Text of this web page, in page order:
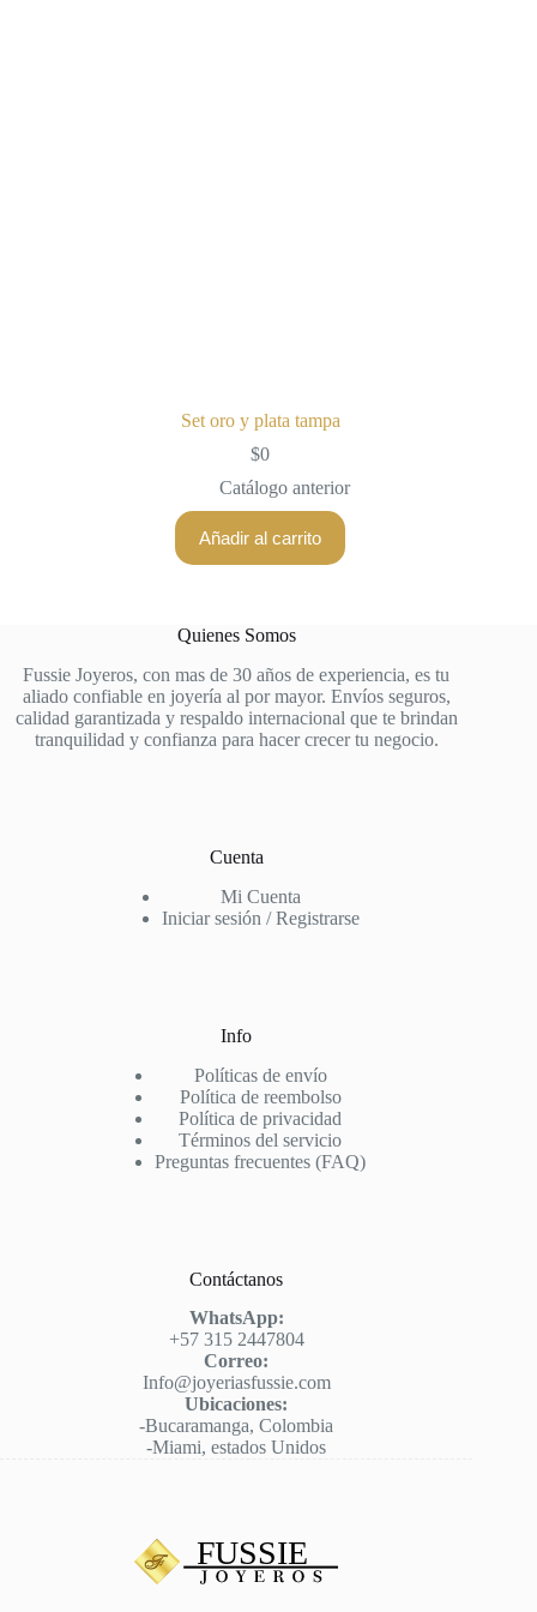
Set oro y plata tampa
$0
Catálogo anterior
Añadir al carrito
Quienes Somos
Fussie Joyeros, con mas de 30 años de experiencia, es tu
aliado confiable en joyería al por mayor. Envíos seguros,
calidad garantizada y respaldo internacional que te brindan
tranquilidad y confianza para hacer crecer tu negocio.
Cuenta
Mi Cuenta
Iniciar sesión / Registrarse
Info
Políticas de envío
Política de reembolso
Política de privacidad
Términos del servicio
Preguntas frecuentes (FAQ)
Contáctanos
WhatsApp:
+57 315 2447804
Correo:
Info@joyeriasfussie.com
Ubicaciones:
-Bucaramanga, Colombia
-Miami, estados Unidos